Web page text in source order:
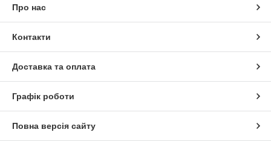
Про нас
Контакти
Доставка та оплата
Графік роботи
Повна версія сайту